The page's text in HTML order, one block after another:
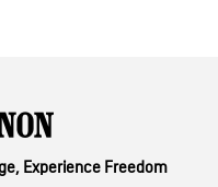
Experience Freedom